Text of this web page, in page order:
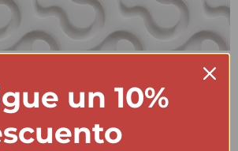
para reducir rozaduras y mejorar la
directo con la piel. La prenda se adapta
limpio, técnico y muy agradable en
un 10%